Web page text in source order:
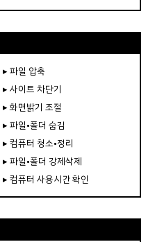
▸ 파일 압축
▸ 사이트 차단기
▸ 화면밝기 조절
▸ 파일•폴더 숨김
▸ 컴퓨터 청소•정리
▸ 파일•폴더 강제삭제
▸ 컴퓨터 사용시간 확인